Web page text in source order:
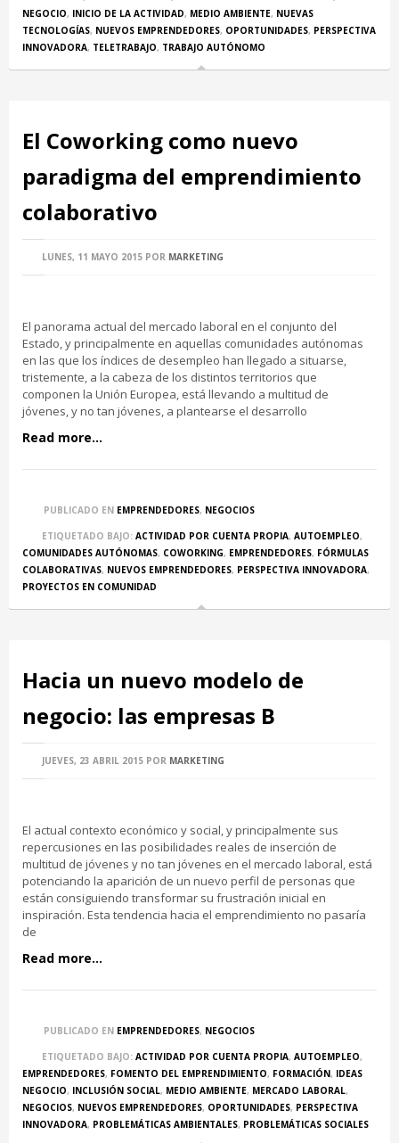
NEGOCIO, INICIO DE LA ACTIVIDAD, MEDIO AMBIENTE, NUEVAS
TECNOLOGÍAS, NUEVOS EMPRENDEDORES, OPORTUNIDADES, PERSPECTIVA
INNOVADORA, TELETRABAJO, TRABAJO AUTÓNOMO
El Coworking como nuevo
paradigma del emprendimiento
colaborativo
LUNES, 11 MAYO 2015 POR MARKETING
El panorama actual del mercado laboral en el conjunto del
Estado, y principalmente en aquellas comunidades autónomas
en las que los índices de desempleo han llegado a situarse,
tristemente, a la cabeza de los distintos territorios que
componen la Unión Europea, está llevando a multitud de
jóvenes, y no tan jóvenes, a plantearse el desarrollo
Read more...
PUBLICADO EN EMPRENDEDORES, NEGOCIOS
ETIQUETADO BAJO: ACTIVIDAD POR CUENTA PROPIA, AUTOEMPLEO,
COMUNIDADES AUTÓNOMAS, COWORKING, EMPRENDEDORES, FÓRMULAS
COLABORATIVAS, NUEVOS EMPRENDEDORES, PERSPECTIVA INNOVADORA,
PROYECTOS EN COMUNIDAD
Hacia un nuevo modelo de
negocio: las empresas B
JUEVES, 23 ABRIL 2015 POR MARKETING
El actual contexto económico y social, y principalmente sus
repercusiones en las posibilidades reales de inserción de
multitud de jóvenes y no tan jóvenes en el mercado laboral, está
potenciando la aparición de un nuevo perfil de personas que
están consiguiendo transformar su frustración inicial en
inspiración. Esta tendencia hacia el emprendimiento no pasaría
de
Read more...
PUBLICADO EN EMPRENDEDORES, NEGOCIOS
ETIQUETADO BAJO: ACTIVIDAD POR CUENTA PROPIA, AUTOEMPLEO,
EMPRENDEDORES, FOMENTO DEL EMPRENDIMIENTO, FORMACIÓN, IDEAS
NEGOCIO, INCLUSIÓN SOCIAL, MEDIO AMBIENTE, MERCADO LABORAL,
NEGOCIOS, NUEVOS EMPRENDEDORES, OPORTUNIDADES, PERSPECTIVA
INNOVADORA, PROBLEMÁTICAS AMBIENTALES, PROBLEMÁTICAS SOCIALES